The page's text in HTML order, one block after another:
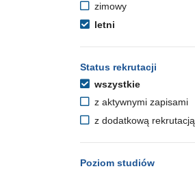
zimowy
letni
Status rekrutacji
wszystkie
z aktywnymi zapisami
z dodatkową rekrutacją
Poziom studiów